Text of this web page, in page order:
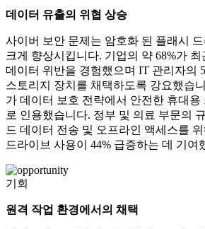
데이터 유출의 위협 상승
사이버 보안 문제는 암호화 된 플래시
크게 향상시킵니다. 기업의 약 68%가 최
데이터 위반을 경험했으며 IT 관리자의
스토리지 장치를 채택하도록 강요했습
가 데이터 보호 전략에서 안전한 휴대용
로 인용했습니다. 정부 및 의료 부문의
드 데이터 전송 및 오프라인 액세스를
드라이브 사용이 44% 급증하는 데 기여
기회
원격 작업 환경에서의 채택